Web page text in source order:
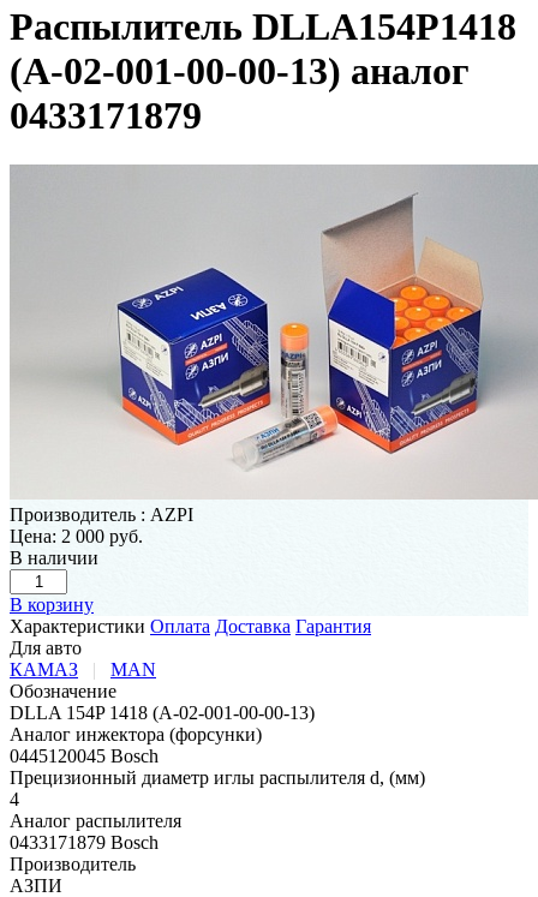
Распылитель DLLA154P1418
(А‑02‑001‑00‑00‑13) аналог
0433171879
Производитель : AZPI
Цена: 2 000 руб.
В наличии
В корзину
Характеристики Оплата Доставка Гарантия
Для авто
КАМАЗ
|
MAN
Обозначение
DLLA 154P 1418 (А-02-001-00-00-13)
Аналог инжектора (форсунки)
0445120045 Bosch
Прецизионный диаметр иглы распылителя d, (мм)
4
Аналог распылителя
0433171879 Bosch
Производитель
АЗПИ